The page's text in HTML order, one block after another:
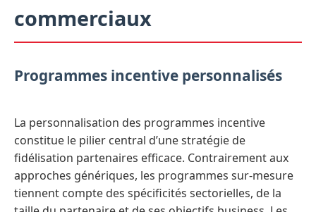
commerciaux
Programmes incentive personnalisés
La personnalisation des programmes incentive
constitue le pilier central d’une stratégie de
fidélisation partenaires efficace. Contrairement aux
approches génériques, les programmes sur-mesure
tiennent compte des spécificités sectorielles, de la